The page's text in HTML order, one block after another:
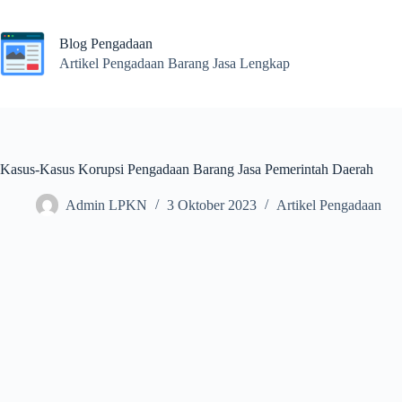
content
Blog Pengadaan
Artikel Pengadaan Barang Jasa Lengkap
Kasus-Kasus Korupsi Pengadaan Barang Jasa Pemerintah Daerah
Admin LPKN 3 Oktober 2023 Artikel Pengadaan